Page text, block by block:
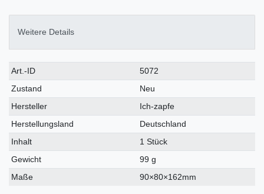
Weitere Details
Technisches
Merkmal
Wert
Art.-ID
5072
Zustand
Neu
Hersteller
Ich-zapfe
Herstellungsland
Deutschland
Inhalt
1 Stück
Gewicht
99 g
Maße
90×80×162mm